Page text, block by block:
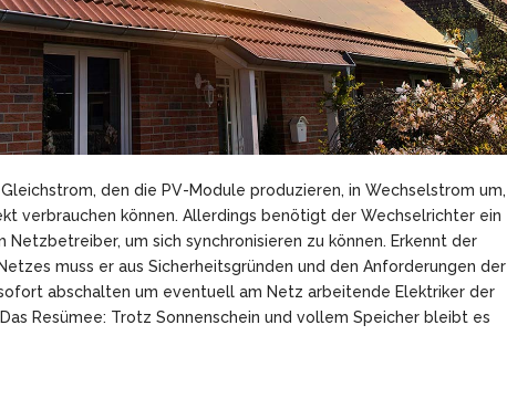
den die PV-Module produzieren, in Wechselstrom um,
verbrauchen können. Allerdings benötigt der Wechselrichter ein
um sich synchronisieren zu können. Erkennt der
muss er aus Sicherheitsgründen und den Anforderungen der
abschalten um eventuell am Netz arbeitende Elektriker der
Resümee: Trotz Sonnenschein und vollem Speicher bleibt es